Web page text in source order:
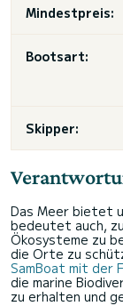
Mindestpreis:
Bootsart:
Skipper:
Das Meer bietet
bedeutet auch,
Ökosysteme zu
die Orte zu
SamBoat mit der
die marine
zu erhalten und